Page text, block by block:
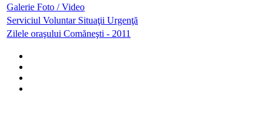
Galerie Foto / Video
Serviciul Voluntar Situaţii Urgenţă
Zilele oraşului Comăneşti - 2011